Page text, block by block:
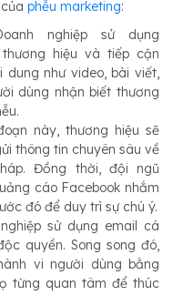
phễu marketing:
nghiệp sử dụng
hiệu và tiếp cận
như video, bài viết,
dùng nhận biết thương
này, thương hiệu sẽ
thông tin chuyên sâu về
Đồng thời, đội ngũ
cáo Facebook nhắm
đó để duy trì sự chú ý.
sử dụng email cá
quyền. Song song đó,
vi người dùng bằng
từng quan tâm để thúc